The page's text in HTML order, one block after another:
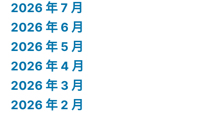
2026 年 7 月
2026 年 6 月
2026 年 5 月
2026 年 4 月
2026 年 3 月
2026 年 2 月